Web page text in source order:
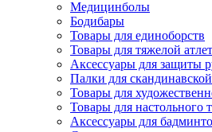
Медицинболы
Бодибары
Товары для единоборств
Товары для тяжелой
Аксессуары для защиты
Палки для
Товары для
Товары для настольного
Аксессуары для